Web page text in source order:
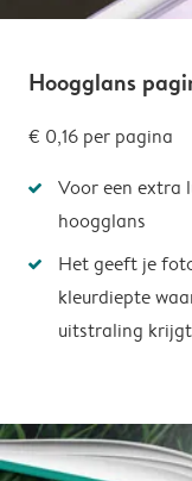
Hoogglans
€ 0,16 per pagina
Voor een extra
hoogglans
Het geeft je
kleurdiepte
uitstraling krijgt